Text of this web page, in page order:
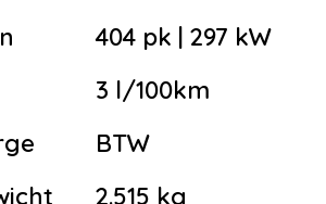
404 pk | 297 kW
3 l/100km
BTW
2.515 kg